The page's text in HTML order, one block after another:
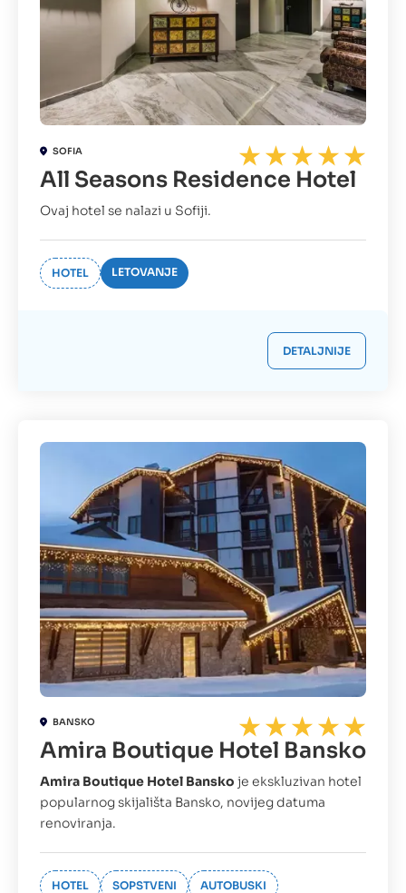
SOFIA
All Seasons Residence Hotel
Ovaj hotel se nalazi u Sofiji.
HOTEL LETOVANJE
DETALJNIJE
BANSKO
Amira Boutique Hotel Bansko
Amira Boutique Hotel Bansko je ekskluzivan hotel
popularnog skijališta Bansko, novijeg datuma
renoviranja.
HOTEL SOPSTVENI AUTOBUSKI